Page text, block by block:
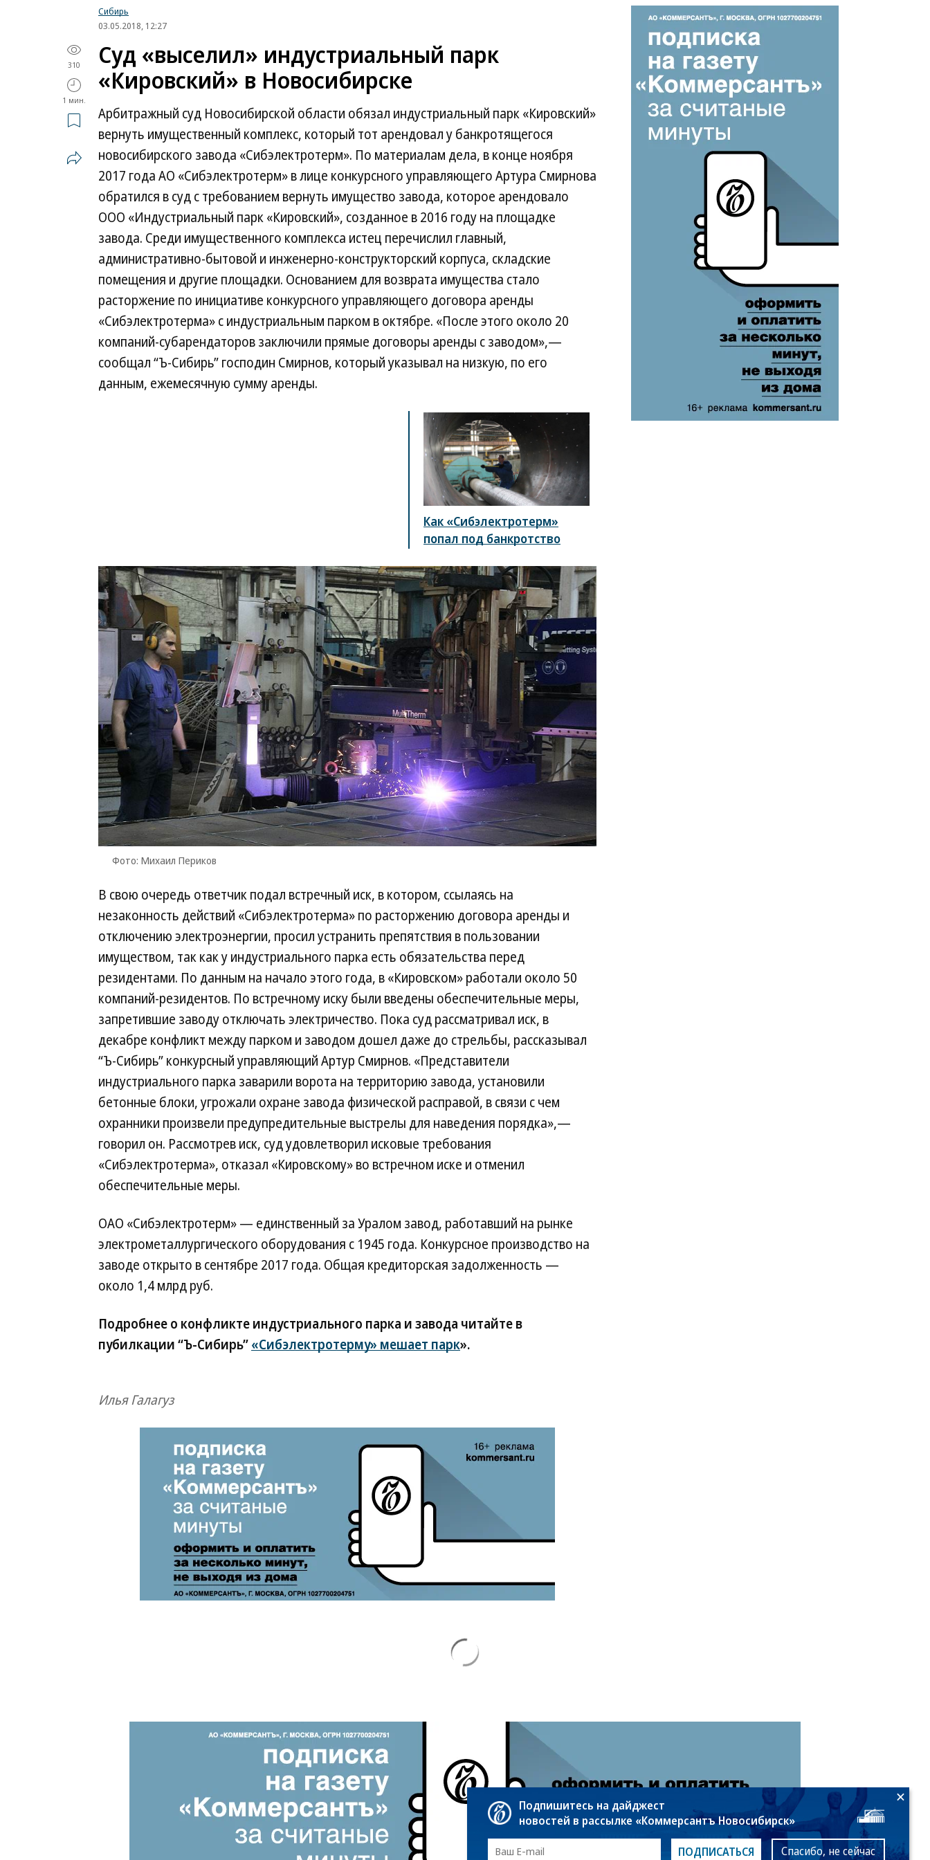
Сибирь
03.05.2018, 12:27
310
1 мин.
Суд «выселил» индустриальный парк
«Кировский» в Новосибирске
Арбитражный суд Новосибирской области обязал индустриальный парк «Кировский»
вернуть имущественный комплекс, который тот арендовал у банкротящегося
новосибирского завода «Сибэлектротерм». По материалам дела, в конце ноября
2017 года АО «Сибэлектротерм» в лице конкурсного управляющего Артура Смирнова
обратился в суд с требованием вернуть имущество завода, которое арендовало
ООО «Индустриальный парк «Кировский», созданное в 2016 году на площадке
завода. Среди имущественного комплекса истец перечислил главный,
административно-бытовой и инженерно-конструкторский корпуса, складские
помещения и другие площадки. Основанием для возврата имущества стало
расторжение по инициативе конкурсного управляющего договора аренды
«Сибэлектротерма» с индустриальным парком в октябре. «После этого около 20
компаний-субарендаторов заключили прямые договоры аренды с заводом»,—
сообщал “Ъ-Сибирь” господин Смирнов, который указывал на низкую, по его
данным, ежемесячную сумму аренды.
Как «Сибэлектротерм»
попал под банкротство
Фото: Михаил Периков
В свою очередь ответчик подал встречный иск, в котором, ссылаясь на
незаконность действий «Сибэлектротерма» по расторжению договора аренды и
отключению электроэнергии, просил устранить препятствия в пользовании
имуществом, так как у индустриального парка есть обязательства перед
резидентами. По данным на начало этого года, в «Кировском» работали около 50
компаний-резидентов. По встречному иску были введены обеспечительные меры,
запретившие заводу отключать электричество. Пока суд рассматривал иск, в
декабре конфликт между парком и заводом дошел даже до стрельбы, рассказывал
“Ъ-Сибирь” конкурсный управляющий Артур Смирнов. «Представители
индустриального парка заварили ворота на территорию завода, установили
бетонные блоки, угрожали охране завода физической расправой, в связи с чем
охранники произвели предупредительные выстрелы для наведения порядка»,—
говорил он. Рассмотрев иск, суд удовлетворил исковые требования
«Сибэлектротерма», отказал «Кировскому» во встречном иске и отменил
обеспечительные меры.
ОАО «Сибэлектротерм» — единственный за Уралом завод, работавший на рынке
электрометаллургического оборудования с 1945 года. Конкурсное производство на
заводе открыто в сентябре 2017 года. Общая кредиторская задолженность —
около 1,4 млрд руб.
Подробнее о конфликте индустриального парка и завода читайте в
пубилкации “Ъ-Сибирь”«Сибэлектротерму» мешает парк».
Илья Галагуз
Подпишитесь на дайджест
новостей в рассылке «Коммерсантъ Новосибирск»
ПОДПИСАТЬСЯ Спасибо, не сейчас